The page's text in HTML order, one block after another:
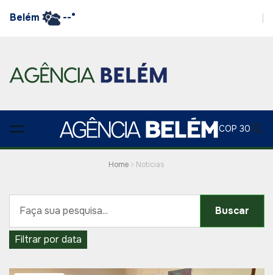
Belém --°
COP 30
Home Noticias
Buscar
Filtrar por data